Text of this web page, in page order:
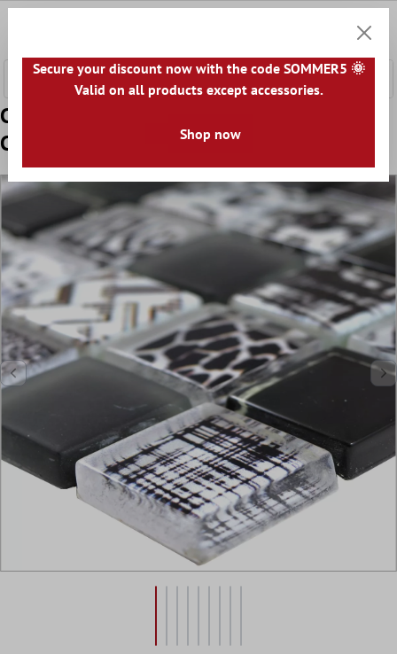
Campione Mosaico Di Vetro Piastrelle
Cornelia Ottica Retrò Nero
Secure your discount now with the code SOMMER5 🌞
Valid on all products except accessories.
Shop now